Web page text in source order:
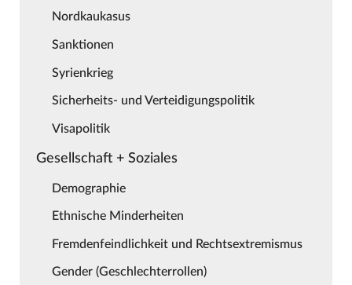
Nordkaukasus
Sanktionen
Syrienkrieg
Sicherheits- und Verteidigungspolitik
Visapolitik
Gesellschaft + Soziales
Demographie
Ethnische Minderheiten
Fremdenfeindlichkeit und Rechtsextremismus
Gender (Geschlechterrollen)